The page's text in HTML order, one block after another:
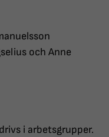
och Anne
i arbetsgrupper.